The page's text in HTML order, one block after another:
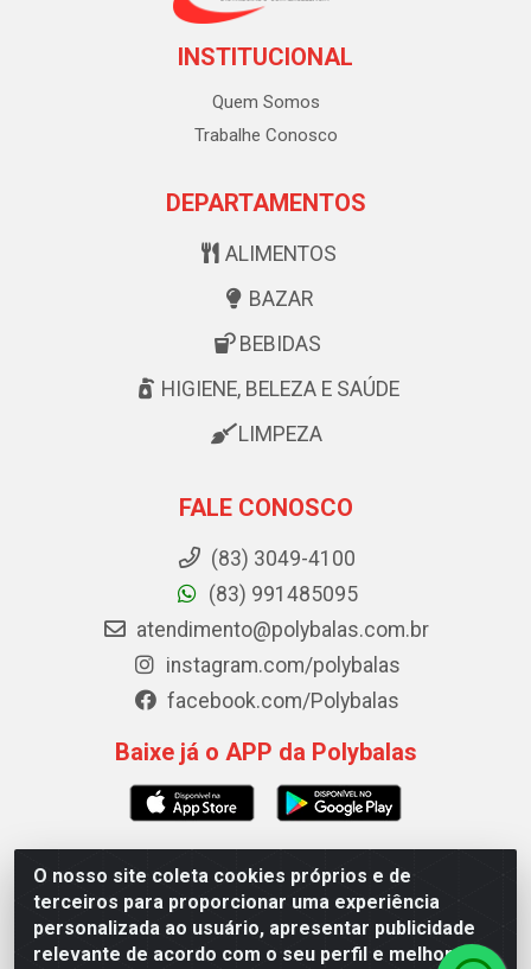
O nosso site coleta cookies próprios e de
terceiros para proporcionar uma experiência
personalizada ao usuário, apresentar publicidade
relevante de acordo com o seu perfil e melhorar a
INSTITUCIONAL
Quem Somos
Trabalhe Conosco
DEPARTAMENTOS
ALIMENTOS
BAZAR
BEBIDAS
HIGIENE, BELEZA E SAÚDE
LIMPEZA
FALE CONOSCO
(83) 3049-4100
(83) 991485095
atendimento@polybalas.com.br
instagram.com/polybalas
facebook.com/Polybalas
Baixe já o APP da Polybalas
Polybalas - Rua João Miguel de Souza, 173 Galpão B -
Ernesto Geisel, João Pessoa/PB - CEP 58.075-075 - CNPJ
00.909.327/0002-61